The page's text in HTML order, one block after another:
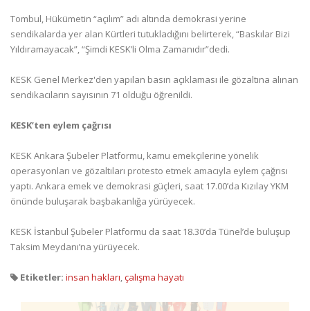
Tombul, Hükümetin “açılım” adı altında demokrasi yerine
sendikalarda yer alan Kürtleri tutukladığını belirterek, “Baskılar Bizi
Yıldıramayacak”, “Şimdi KESK’li Olma Zamanıdır”dedi.
KESK Genel Merkez'den yapılan basın açıklaması ile gözaltına alınan
sendikacıların sayısının 71 olduğu öğrenildi.
KESK’ten eylem çağrısı
KESK Ankara Şubeler Platformu, kamu emekçilerine yönelik
operasyonları ve gözaltıları protesto etmek amacıyla eylem çağrısı
yaptı. Ankara emek ve demokrasi güçleri, saat 17.00’da Kızılay YKM
önünde buluşarak başbakanlığa yürüyecek.
KESK İstanbul Şubeler Platformu da saat 18.30’da Tünel’de buluşup
Taksim Meydanı’na yürüyecek.
Etiketler: insan hakları,çalışma hayatı